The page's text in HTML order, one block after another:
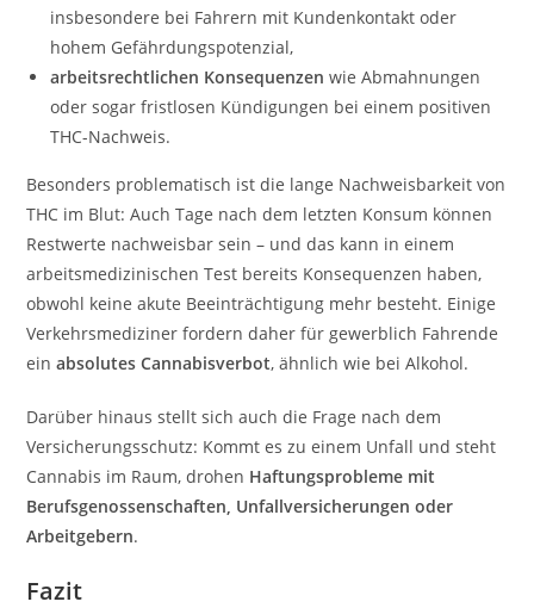
insbesondere bei Fahrern mit Kundenkontakt oder
hohem Gefährdungspotenzial,
arbeitsrechtlichen Konsequenzen wie Abmahnungen
oder sogar fristlosen Kündigungen bei einem positiven
THC-Nachweis.
Besonders problematisch ist die lange Nachweisbarkeit von
THC im Blut: Auch Tage nach dem letzten Konsum können
Restwerte nachweisbar sein – und das kann in einem
arbeitsmedizinischen Test bereits Konsequenzen haben,
obwohl keine akute Beeinträchtigung mehr besteht. Einige
Verkehrsmediziner fordern daher für gewerblich Fahrende
einabsolutes Cannabisverbot, ähnlich wie bei Alkohol.
Darüber hinaus stellt sich auch die Frage nach dem
Versicherungsschutz: Kommt es zu einem Unfall und steht
Cannabis im Raum, drohen Haftungsprobleme mit
Berufsgenossenschaften, Unfallversicherungen oder
Arbeitgebern.
Fazit